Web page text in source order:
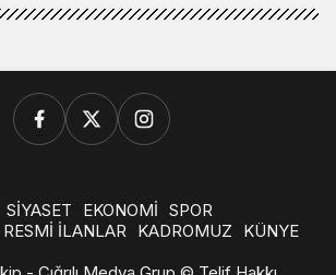
SİYASET EKONOMİ SPOR
RESMİ İLANLAR KADROMUZ
KÜNYE